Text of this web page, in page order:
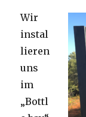
Wir
instal
lieren
uns
im
„Bottl